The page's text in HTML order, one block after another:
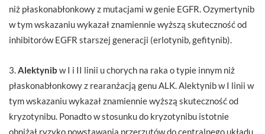
niż płaskonabłonkowy z mutacjami w genie EGFR. Ozymertynib
w tym wskazaniu wykazał znamiennie wyższą skuteczność od
inhibitorów EGFR starszej generacji (erlotynib, gefitynib).
3. Alektynib w I i II linii u chorych na raka o typie innym niż
płaskonabłonkowy z rearanżacją genu ALK. Alektynib w I linii w
tym wskazaniu wykazał znamiennie wyższą skuteczność od
kryzotynibu. Ponadto w stosunku do kryzotynibu istotnie
obniżał ryzyko powstawania przerzutów do centralnego układu